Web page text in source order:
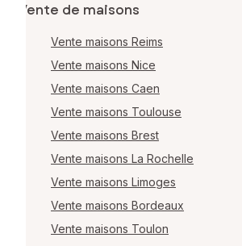
Vente de maisons
Vente maisons Reims
Vente maisons Nice
Vente maisons Caen
Vente maisons Toulouse
Vente maisons Brest
Vente maisons La Rochelle
Vente maisons Limoges
Vente maisons Bordeaux
Vente maisons Toulon